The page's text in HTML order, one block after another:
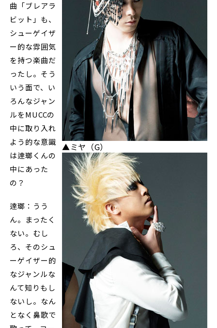
▲ミヤ（G）
曲「ブレアラ
ビット」も、
シューゲイザ
ー的な雰囲気
を持つ楽曲だ
ったし。そう
いう面で、い
ろんなジャン
ルをMUCCの
中に取り入れ
よう的な意識
は逹瑯くんの
中にあった
の？
逹瑯：うう
ん。まったく
ない。むし
ろ、そのシュ
ーゲイザー的
なジャンルな
んて知りもし
ないし。なん
となく鼻歌で